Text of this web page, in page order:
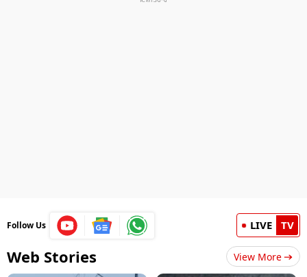
Follow Us LIVE TV
Web Stories View More